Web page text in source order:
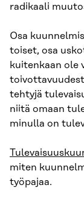
radikaali
Osa
toiset, osa
kuitenkaan ole
tehtyjä
niitä omaan
minulla on
miten
työpajaa.